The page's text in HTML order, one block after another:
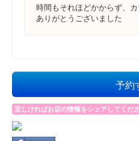
時間もそれほどかからず、
ありがとうございました
予約
宜しければお店の情報をシェアしてくだ